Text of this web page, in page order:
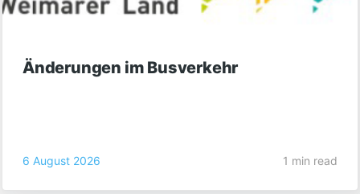
Änderungen im Busverkehr
6 August 2026 1 min read